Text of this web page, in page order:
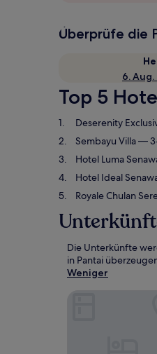
Überprüfe die
6. Aug.
Top 5
Deserenity
Sembayu Villa—
Hotel Luma
Hotel Ideal
Royale Chulan
Die Unterkünfte
in Pantai
Weniger